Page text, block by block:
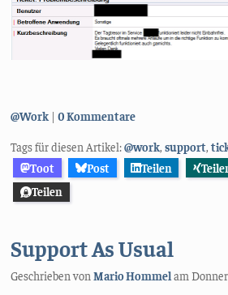
Kategorien:
@Work 0 Kommentare
Tags für diesen Artikel:@work,support,
Toot
Post Teilen
Teilen
Support As Usual
Geschrieben vonMario Hommelam